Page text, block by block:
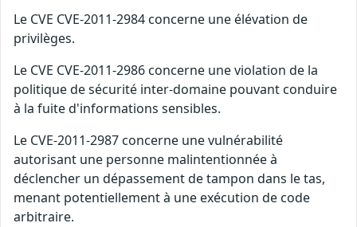
Le CVE CVE-2011-2984 concerne une élévation de
privilèges.
Le CVE CVE-2011-2986 concerne une violation de la
politique de sécurité inter-domaine pouvant conduire
à la fuite d'informations sensibles.
Le CVE-2011-2987 concerne une vulnérabilité
autorisant une personne malintentionnée à
déclencher un dépassement de tampon dans le tas,
menant potentiellement à une exécution de code
arbitraire.